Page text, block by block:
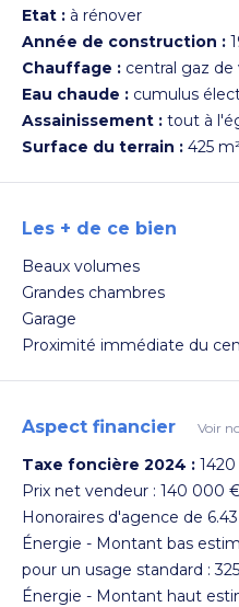
Etat : à rénover
Année de construction :
Chauffage : central gaz de
Eau chaude : cumulus
Assainissement : tout à
Surface du terrain : 425
Les + de ce bien
Beaux volumes
Grandes chambres
Garage
Proximité immédiate du
Aspect financier Voir
Taxe foncière 2024 :
Prix net vendeur : 140 000
Honoraires d'agence de
Énergie - Montant bas
pour un usage standard :
Énergie - Montant haut
Voir
Voir